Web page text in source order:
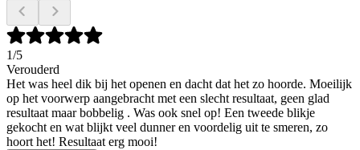
1/5
Verouderd
Het was heel dik bij het openen en dacht dat het zo hoorde. Moeilijk
op het voorwerp aangebracht met een slecht resultaat, geen glad
resultaat maar bobbelig . Was ook snel op! Een tweede blikje
gekocht en wat blijkt veel dunner en voordelig uit te smeren, zo
hoort het! Resultaat erg mooi!